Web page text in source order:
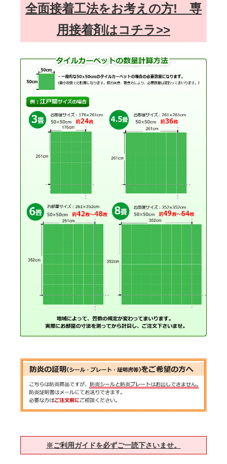
全面接着工法をお考えの方! 専
用接着剤はコチラ>>
※ご利用ガイドを必ずご一読下さいませ。